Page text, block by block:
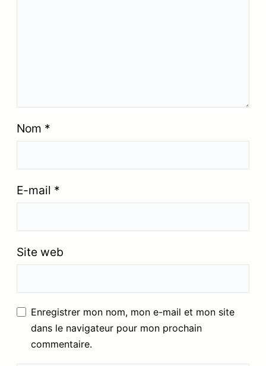
Nom *
E-mail *
Site web
Enregistrer mon nom, mon e-mail et mon site
dans le navigateur pour mon prochain
commentaire.